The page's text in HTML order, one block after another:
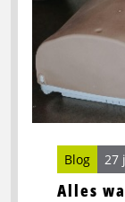
Alles
Blog 27